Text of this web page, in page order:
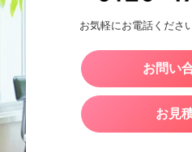
お気軽にお電話くださ
お問い
お見